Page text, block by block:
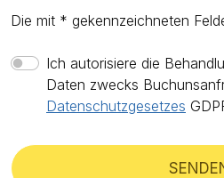
Die mit * gekennzeichneten
Ich autorisiere die
Daten zwecks
Datenschutzgesetzes